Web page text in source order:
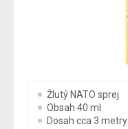
Žlutý NATO sprej
Obsah 40 ml
Dosah cca 3 metry